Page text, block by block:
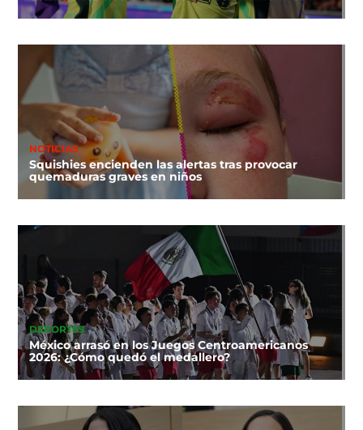
NOTICIAS
Squishies encienden las alertas tras provocar
quemaduras graves en niños
DEPORTES
México arrasó en los Juegos Centroamericanos
2026: ¿Cómo quedó el medallero?